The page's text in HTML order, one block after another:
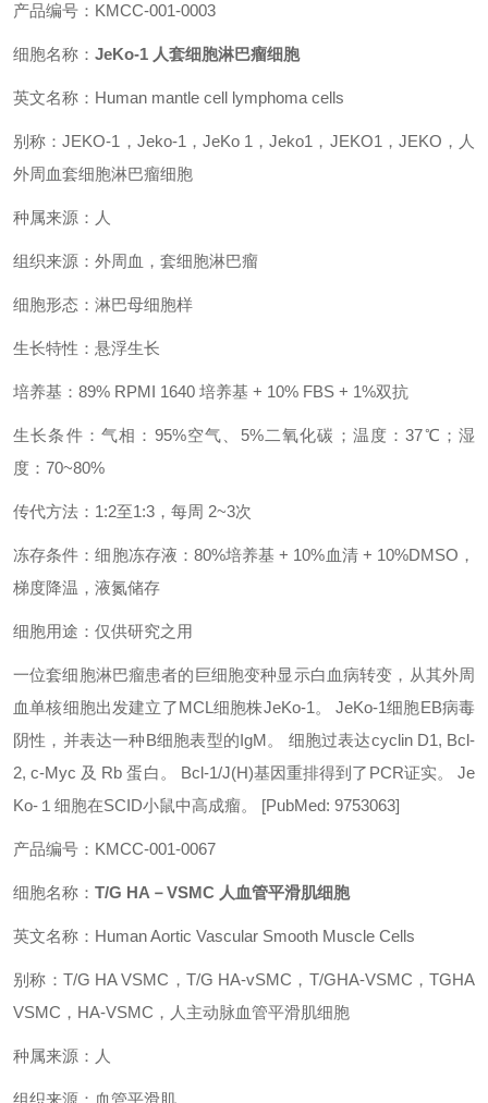
产品编号：KMCC-001-0003
细胞名称： JeKo-1 人套细胞淋巴瘤细胞
英文名称：Human mantle cell lymphoma cells
别称：JEKO-1，Jeko-1，JeKo 1，Jeko1，JEKO1，JEKO，人
外周血套细胞淋巴瘤细胞
种属来源：人
组织来源：外周血，套细胞淋巴瘤
细胞形态：淋巴母细胞样
生长特性：悬浮生长
培养基：89% RPMI 1640 培养基 + 10% FBS + 1%双抗
生长条件：气相：95%空气、5%二氧化碳；温度：37℃；湿
度：70~80%
传代方法：1:2至1:3，每周 2~3次
冻存条件：细胞冻存液：80%培养基 + 10%血清 + 10%DMSO，
梯度降温，液氮储存
细胞用途：仅供研究之用
一位套细胞淋巴瘤患者的巨细胞变种显示白血病转变，从其外周
血单核细胞出发建立了MCL细胞株JeKo-1。 JeKo-1细胞EB病毒
阴性，并表达一种B细胞表型的IgM。 细胞过表达cyclin D1, Bcl-
2, c-Myc 及 Rb 蛋白。 Bcl-1/J(H)基因重排得到了PCR证实。 Je
Ko-１细胞在SCID小鼠中高成瘤。 [PubMed: 9753063]
产品编号：KMCC-001-0067
细胞名称： T/G HA－VSMC 人血管平滑肌细胞
英文名称：Human Aortic Vascular Smooth Muscle Cells
别称：T/G HA VSMC，T/G HA-vSMC，T/GHA-VSMC，TGHA
VSMC，HA-VSMC，人主动脉血管平滑肌细胞
种属来源：人
组织来源：血管平滑肌